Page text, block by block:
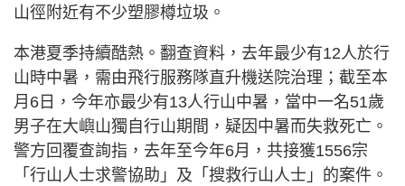
山徑附近有不少塑膠樽垃圾。
本港夏季持續酷熱。翻查資料，去年最少有12人於行
山時中暑，需由飛行服務隊直升機送院治理；截至本
月6日，今年亦最少有13人行山中暑，當中一名51歲
男子在大嶼山獨自行山期間，疑因中暑而失救死亡。
警方回覆查詢指，去年至今年6月，共接獲1556宗
「行山人士求警協助」及「搜救行山人士」的案件。